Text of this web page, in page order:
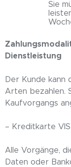
Sie
Dienstleistung
Der Kunde
Arten bezahlen.
Kaufvorgangs
– Kreditkarte
Alle Vorgänge,
Daten oder